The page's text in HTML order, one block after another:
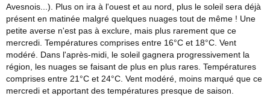
Avesnois...). Plus on ira à l'ouest et au nord, plus le soleil sera déjà
présent en matinée malgré quelques nuages tout de même ! Une
petite averse n'est pas à exclure, mais plus rarement que ce
mercredi. Températures comprises entre 16°C et 18°C. Vent
modéré. Dans l'après-midi, le soleil gagnera progressivement la
région, les nuages se faisant de plus en plus rares. Températures
comprises entre 21°C et 24°C. Vent modéré, moins marqué que ce
mercredi et apportant des températures presque de saison.